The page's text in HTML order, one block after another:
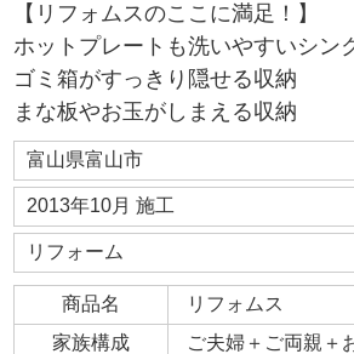
【リフォムスのここに満足！】
ホットプレートも洗いやすいシン
ゴミ箱がすっきり隠せる収納
まな板やお玉がしまえる収納
富山県富山市
2013年10月 施工
リフォーム
商品名
リフォムス
家族構成
ご夫婦＋ご両親＋